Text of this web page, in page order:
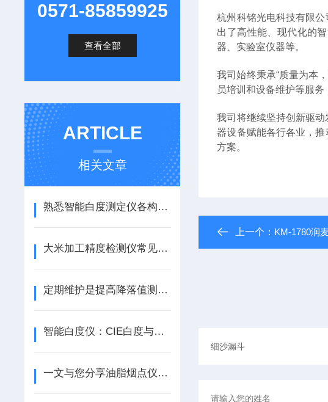
0571-85859925
查看全部
ARTICLE
相关文章
熟悉智能白度测定仪各构件功能特性保障检测数据稳定可靠
大米加工精度检测仪常见问题的应对策略分享
定期维护是提高降落值测定仪工作效率的关键
智能白度仪：CIE白度与亨特白度的精准测量原理深度解析
一文与您分享油脂烟点仪的标准使用流程
杭州科铭光电科技有限
出了高性能、现代化的
器、实验室仪器等。
我司始终秉承“质量为本
员培训和设备维护等服
我司将继续坚持创新驱
器设备赋能各行各业，‌
方案。
上一个： KM-1780润